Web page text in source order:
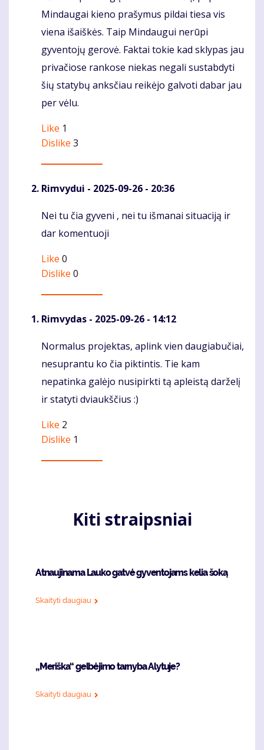
Mindaugai kieno prašymus pildai tiesa vis
viena išaiškės. Taip Mindaugui nerūpi
gyventojų gerovė. Faktai tokie kad sklypas jau
privačiose rankose niekas negali sustabdyti
šių statybų anksčiau reikėjo galvoti dabar jau
per vėlu.
Like 1
Dislike 3
Rimvydui - 2025-09-26 - 20:36
Komentaras
Nei tu čia gyveni , nei tu išmanai situaciją ir
dar komentuoji
Like 0
Dislike 0
Rimvydas - 2025-09-26 - 14:12
Komentaras
Normalus projektas, aplink vien daugiabučiai,
nesuprantu ko čia piktintis. Tie kam
nepatinka galėjo nusipirkti tą apleistą darželį
ir statyti dviaukščius :)
Like 2
Dislike 1
Kiti straipsniai
Atnaujinama Lauko gatvė gyventojams kelia šoką
Skaityti daugiau
„Meriška“ gelbėjimo tarnyba Alytuje?
Skaityti daugiau